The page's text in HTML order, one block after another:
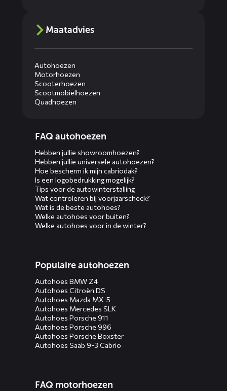
Maatadvies
Autohoezen
Motorhoezen
Scooterhoezen
Scootmobielhoezen
Quadhoezen
menusFAQ autohoezen
Hebben jullie showroomhoezen?
Hebben jullie universele autohoezen?
Hoe bescherm ik mijn cabriodak?
Is een logobedrukking mogelijk?
Tips voor de autowinterstalling
Wat controleren bij voorjaarscheck?
Wat is de beste autohoes?
Welke autohoes voor buiten?
Welke autohoes voor in de winter?
Populaire autohoezen
Autohoes BMW Z4
Autohoes Citroën DS
Autohoes Mazda MX-5
Autohoes Mercedes SLK
Autohoes Porsche 911
Autohoes Porsche 996
Autohoes Porsche Boxster
Autohoes Saab 9-3 Cabrio
FAQ motorhoezen